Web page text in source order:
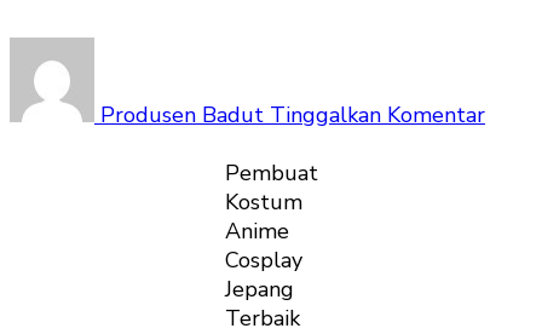
Produsen Badut Tinggalkan Komentar
Pembuat
Kostum
Anime
Cosplay
Jepang
Terbaik